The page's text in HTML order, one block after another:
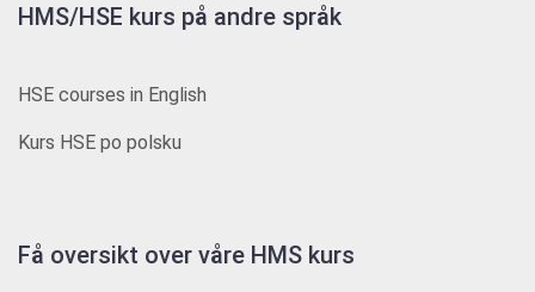
HMS/HSE kurs på andre språk
HSE courses in English
Kurs HSE po polsku
Få oversikt over våre HMS kurs